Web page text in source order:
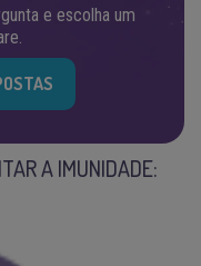
e escolha um
A IMUNIDADE: